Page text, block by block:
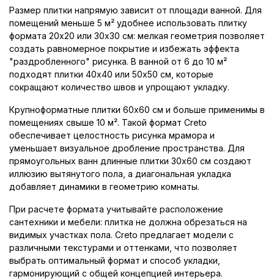
Размер плитки напрямую зависит от площади ванной. Для
помещений меньше 5 м² удобнее использовать плитку
формата 20x20 или 30x30 см: мелкая геометрия позволяет
создать равномерное покрытие и избежать эффекта
"раздробленного" рисунка. В ванной от 6 до 10 м²
подходят плитки 40x40 или 50x50 см, которые
сокращают количество швов и упрощают укладку.
Крупноформатные плитки 60x60 см и больше применимы в
помещениях свыше 10 м². Такой формат Creto
обеспечивает целостность рисунка мрамора и
уменьшает визуальное дробление пространства. Для
прямоугольных ванн длинные плитки 30x60 см создают
иллюзию вытянутого пола, а диагональная укладка
добавляет динамики в геометрию комнаты.
При расчете формата учитывайте расположение
сантехники и мебели: плитка не должна обрезаться на
видимых участках пола. Creto предлагает модели с
различными текстурами и оттенками, что позволяет
выбрать оптимальный формат и способ укладки,
гармонирующий с общей концепцией интерьера.